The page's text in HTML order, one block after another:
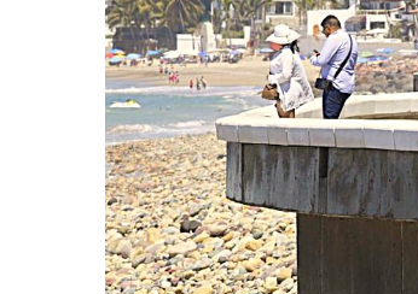
Coparmex
Violeta Y
Juan
Jalisco Se
Frustran
Infecciones
SIOP
Van Por
Estados